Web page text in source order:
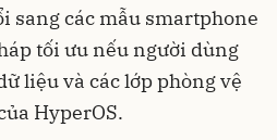
sang các mẫu smartphone
tối ưu nếu người dùng
liệu và các lớp phòng vệ
HyperOS.